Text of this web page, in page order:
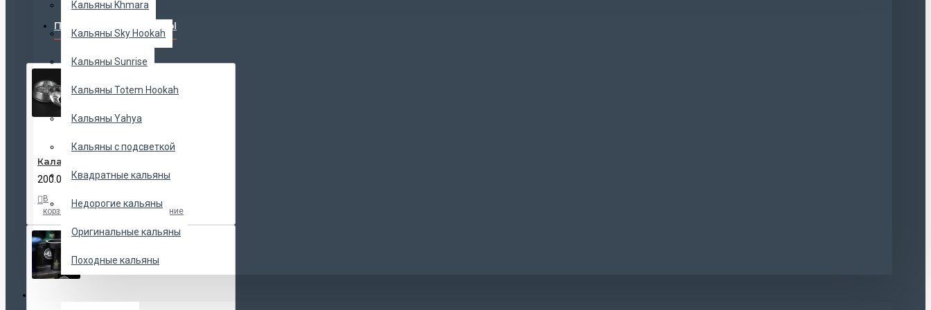
Кальяны Khmara
Кальяны Sky Hookah
Кальяны Sunrise
Кальяны Totem Hookah
Кальяны Yahya
Кальяны с подсветкой
Квадратные кальяны
Недорогие кальяны
Оригинальные кальяны
Походные кальяны
ПОПУЛЯРНЫЕ ТОВАРЫ
Калауд Kaloud Lotus
200.00 UAH
В
корзину
закладки
сравнение